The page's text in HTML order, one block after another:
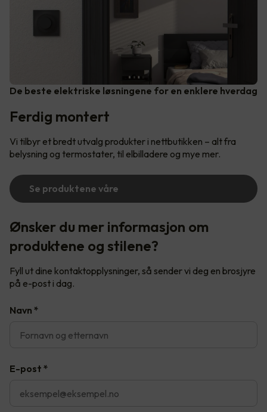
De beste elektriske løsningene for en enklere hverdag
Ferdig montert
Vi tilbyr et bredt utvalg produkter i nettbutikken – alt fra
belysning og termostater, til elbilladere og mye mer.
Se produktene våre
Ønsker du mer informasjon om
produktene og stilene?
Fyll ut dine kontaktopplysninger, så sender vi deg en brosjyre
på e-post i dag.
Navn *
E-post *